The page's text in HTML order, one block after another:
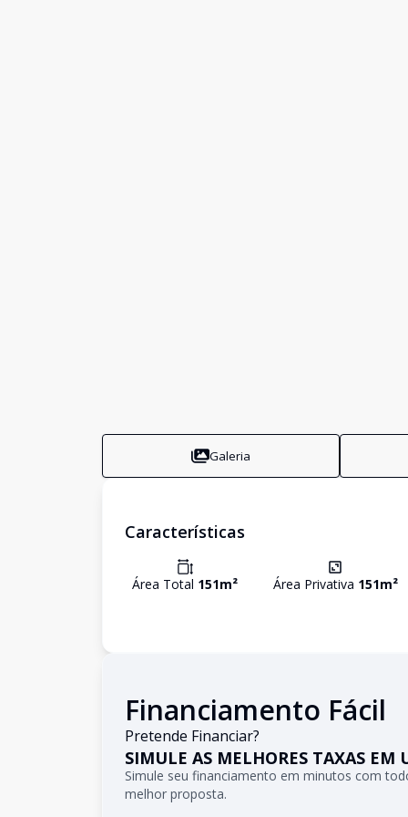
Galeria
Características
Área Total 151m² Área Privativa 151m²
Financiamento Fácil
Pretende Financiar?
SIMULE AS MELHORES TAXAS EM
Simule seu financiamento em minutos com
melhor proposta.